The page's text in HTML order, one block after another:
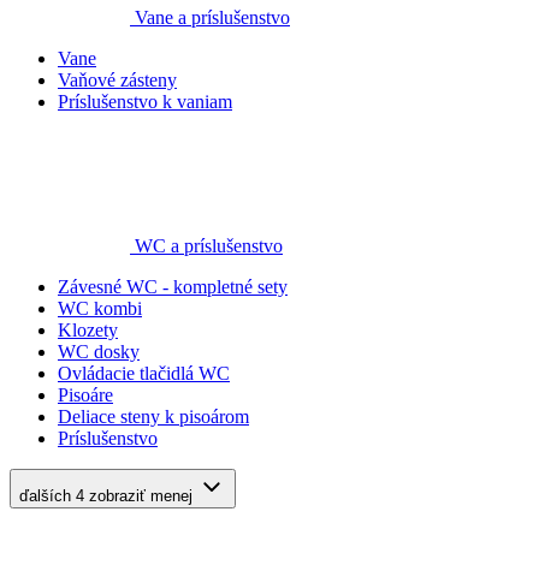
Vane a príslušenstvo
Vane
Vaňové zásteny
Príslušenstvo k vaniam
WC a príslušenstvo
Závesné WC - kompletné sety
WC kombi
Klozety
WC dosky
Ovládacie tlačidlá WC
Pisoáre
Deliace steny k pisoárom
Príslušenstvo
ďalších 4 zobraziť menej